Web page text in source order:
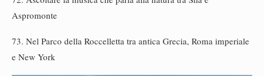
Aspromonte
73. Nel Parco della Roccelletta tra antica Grecia, Roma imperiale
e New York